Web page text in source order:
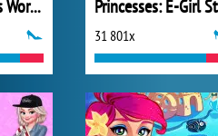
Princesses Miss World Challenge
31 801x